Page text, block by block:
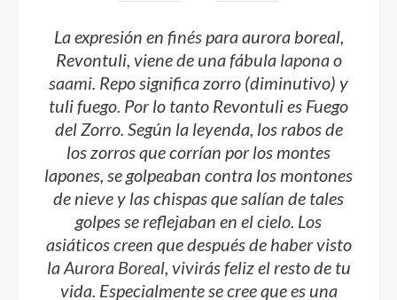
La expresión en finéspara aurora boreal,
Revontuli, viene de una fábula laponao
saami. Reposignifica zorro (diminutivo) y
tulifuego. Por lo tanto Revontulies Fuego
del Zorro. Según la leyenda, los rabos de
los zorros que corrían por los montes
lapones, se golpeaban contra los montones
de nieve y las chispas que salían de tales
golpes se reflejaban en el cielo. Los
asiáticos creen que después de haber visto
laAurora Boreal, vivirás feliz el resto de tu
vida. Especialmente se cree que es una